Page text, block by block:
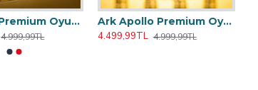
Ark Ankh Premium Oyun Kağıdı iskambil Kartları Destesi
4.999,99TL
Ark Apollo Premium Oyun Kağıdı iskambil Kartları Destesi - iskambil Kağıdı
4.499,99TL 4.999,99TL